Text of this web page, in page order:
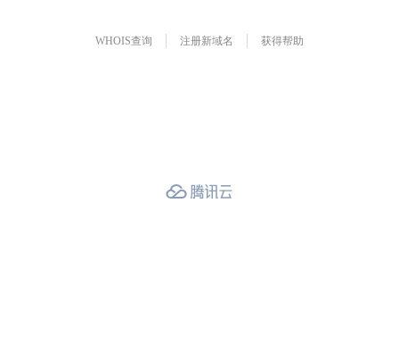
WHOIS查询 注册新域名 获得帮助